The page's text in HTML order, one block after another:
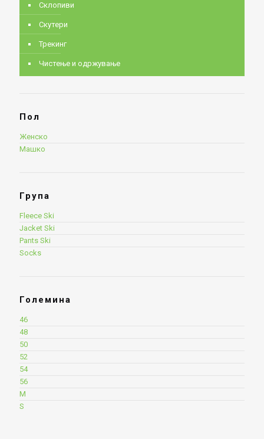
Склопиви
Скутери
Трекинг
Чистење и одржување
Пол
Женско
Машко
Група
Fleece Ski
Jacket Ski
Pants Ski
Socks
Големина
46
48
50
52
54
56
M
S